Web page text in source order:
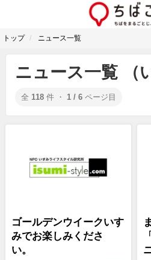
トップ ニュース一覧
ニュース一覧 （
全 118 件 ・ 1 / 6 ページ目
ゴールデンウイークいす
みでお楽しみくださ
い。